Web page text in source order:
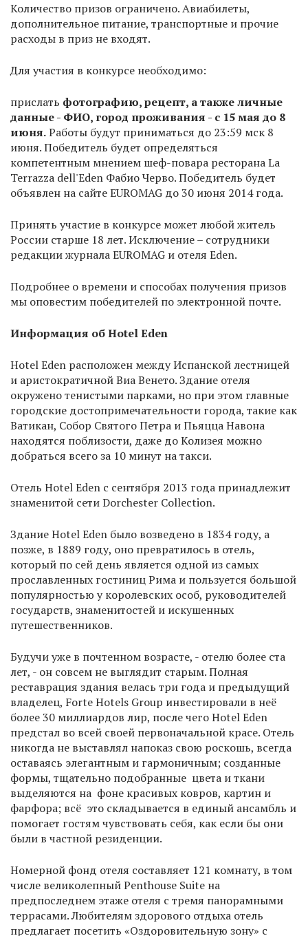
Количество призов ограничено. Авиабилеты,
дополнительное питание, транспортные и прочие
расходы в приз не входят.
Для участия в конкурсе необходимо:
прислать фотографию, рецепт, а также личные
данные - ФИО, город проживания - с 15 мая до 8
июня.Работы будут приниматься до 23:59 мск 8
июня. Победитель будет определяться
компетентным мнением шеф-повара ресторана La
Terrazza dell'Eden Фабио Черво. Победитель будет
объявлен на сайте EUROMAG до 30 июня 2014 года.
Принять участие в конкурсе может любой житель
России старше 18 лет. Исключение – сотрудники
редакции журнала EUROMAG и отеля Eden.
Подробнее о времени и способах получения призов
мы оповестим победителей по электронной почте.
Информация об Hotel Eden
Hotel Eden расположен между Испанской лестницей
и аристократичной Виа Венето. Здание отеля
окружено тенистыми парками, но при этом главные
городские достопримечательности города, такие как
Ватикан, Собор Святого Петра и Пьяцца Навона
находятся поблизости, даже до Колизея можно
добраться всего за 10 минут на такси.
Отель Hotel Eden с сентября 2013 года принадлежит
знаменитой сети Dorchester Collection.
Здание Hotel Eden было возведено в 1834 году, а
позже, в 1889 году, оно превратилось в отель,
который по сей день является одной из самых
прославленных гостиниц Рима и пользуется большой
популярностью у королевских особ, руководителей
государств, знаменитостей и искушенных
путешественников.
Будучи уже в почтенном возрасте, - отелю более ста
лет, - он совсем не выглядит старым. Полная
реставрация здания велась три года и предыдущий
владелец, Forte Hotels Group инвестировали в неё
более 30 миллиардов лир, после чего Hotel Eden
предстал во всей своей первоначальной красе. Отель
никогда не выставлял напоказ свою роскошь, всегда
оставаясь элегантным и гармоничным; созданные
формы, тщательно подобранные цвета и ткани
выделяются на фоне красивых ковров, картин и
фарфора; всё это складывается в единый ансамбль и
помогает гостям чувствовать себя, как если бы они
были в частной резиденции.
Номерной фонд отеля составляет 121 комнату, в том
числе великолепный Penthouse Suite на
предпоследнем этаже отеля с тремя панорамными
террасами. Любителям здорового отдыха отель
предлагает посетить «Оздоровительную зону» с